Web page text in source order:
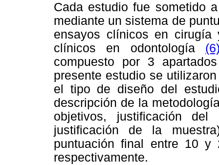
Cada estudio fue sometido
mediante un sistema de
ensayos clínicos en
clínicos en odontología
compuesto por 3
presente estudio se
el tipo de diseño del
descripción de la
objetivos, justificación
justificación de la
puntuación final entre 10 y
respectivamente.